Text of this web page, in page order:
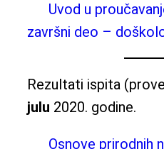
Uvod u
završni deo –
Rezultati ispita
julu 2020. godine.
Osnove prirodnih